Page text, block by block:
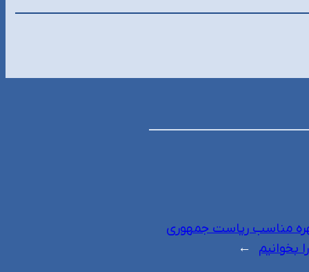
مناسب ریاست جمهوری
بخوانیم →